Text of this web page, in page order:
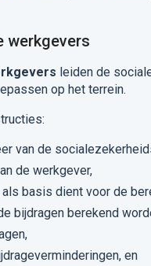
werkgevers
leiden de
op het terrein.
van de
de werkgever,
basis dient voor de
bijdragen berekend
en